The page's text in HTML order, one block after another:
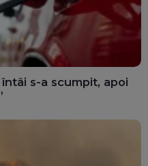
s-a scumpit, apoi